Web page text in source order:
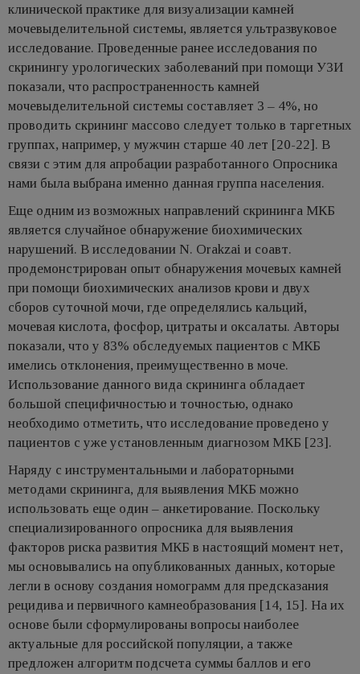
клинической практике для визуализации камней
мочевыделительной системы, является ультразвуковое
исследование. Проведенные ранее исследования по
скринингу урологических заболеваний при помощи УЗИ
показали, что распространенность камней
мочевыделительной системы составляет 3 – 4%, но
проводить скрининг массово следует только в таргетных
группах, например, у мужчин старше 40 лет [20-22]. В
связи с этим для апробации разработанного Опросника
нами была выбрана именно данная группа населения.
Еще одним из возможных направлений скрининга МКБ
является случайное обнаружение биохимических
нарушений. В исследовании N. Orakzai и соавт.
продемонстрирован опыт обнаружения мочевых камней
при помощи биохимических анализов крови и двух
сборов суточной мочи, где определялись кальций,
мочевая кислота, фосфор, цитраты и оксалаты. Авторы
показали, что у 83% обследуемых пациентов с МКБ
имелись отклонения, преимущественно в моче.
Использование данного вида скрининга обладает
большой специфичностью и точностью, однако
необходимо отметить, что исследование проведено у
пациентов с уже установленным диагнозом МКБ [23].
Наряду с инструментальными и лабораторными
методами скрининга, для выявления МКБ можно
использовать еще один – анкетирование. Поскольку
специализированного опросника для выявления
факторов риска развития МКБ в настоящий момент нет,
мы основывались на опубликованных данных, которые
легли в основу создания номограмм для предсказания
рецидива и первичного камнеобразования [14, 15]. На их
основе были сформулированы вопросы наиболее
актуальные для российской популяции, а также
предложен алгоритм подсчета суммы баллов и его